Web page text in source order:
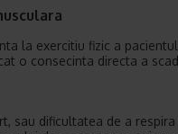
la exercitiu fizic a
o consecinta directa a
sau dificultatea de a